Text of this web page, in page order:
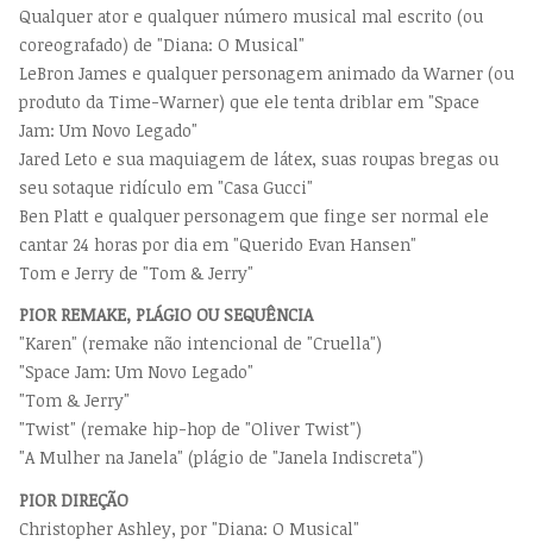
Qualquer ator e qualquer número musical mal escrito (ou
coreografado) de "Diana: O Musical"
LeBron James e qualquer personagem animado da Warner (ou
produto da Time-Warner) que ele tenta driblar em "Space
Jam: Um Novo Legado"
Jared Leto e sua maquiagem de látex, suas roupas bregas ou
seu sotaque ridículo em "Casa Gucci"
Ben Platt e qualquer personagem que finge ser normal ele
cantar 24 horas por dia em "Querido Evan Hansen"
Tom e Jerry de "Tom & Jerry"
PIOR REMAKE, PLÁGIO OU SEQUÊNCIA
"Karen" (remake não intencional de "Cruella")
"Space Jam: Um Novo Legado"
"Tom & Jerry"
"Twist" (remake hip-hop de "Oliver Twist")
"A Mulher na Janela" (plágio de "Janela Indiscreta")
PIOR DIREÇÃO
Christopher Ashley, por "Diana: O Musical"